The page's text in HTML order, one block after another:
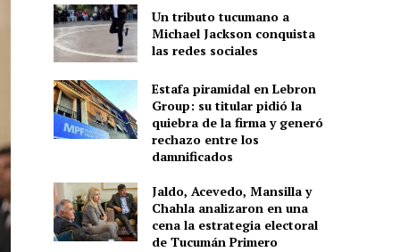
Un tributo tucumano a
Michael Jackson conquista
las redes sociales
Estafa piramidal en Lebron
Group: su titular pidió la
quiebra de la firma y generó
rechazo entre los
damnificados
Jaldo, Acevedo, Mansilla y
Chahla analizaron en una
cena la estrategia electoral
de Tucumán Primero